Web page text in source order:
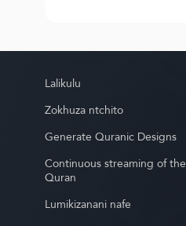
Lalikulu
Zokhuza ntchito
Generate Quranic Designs
Continuous streaming of the
Quran
Lumikizanani nafe